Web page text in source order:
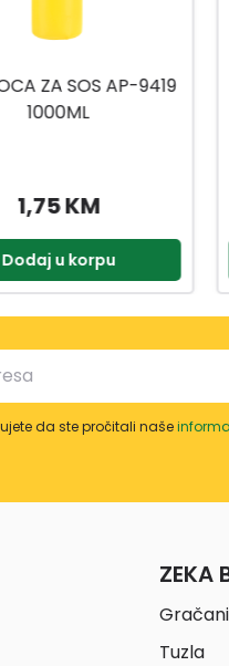
531 TEGLA DEZEN
600ML
1,65 KM
Dodaj u korpu
da ste pročitali naše
ZEKA
Tuzla